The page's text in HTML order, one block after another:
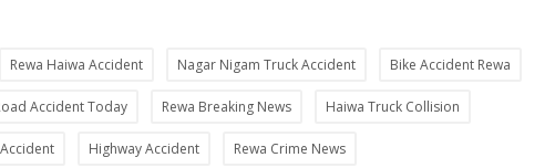
Rewa Haiwa Accident Nagar Nigam Truck Accident Bike Accident Rewa
Accident Today Rewa Breaking News Haiwa Truck Collision
Highway Accident Rewa Crime News